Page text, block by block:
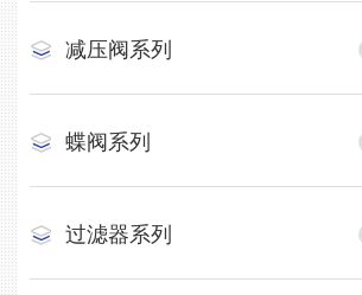
减压阀系列
蝶阀系列
过滤器系列